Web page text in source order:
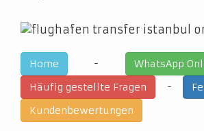
Home - WhatsApp
Häufig gestellte Fragen
-
Kundenbewertungen